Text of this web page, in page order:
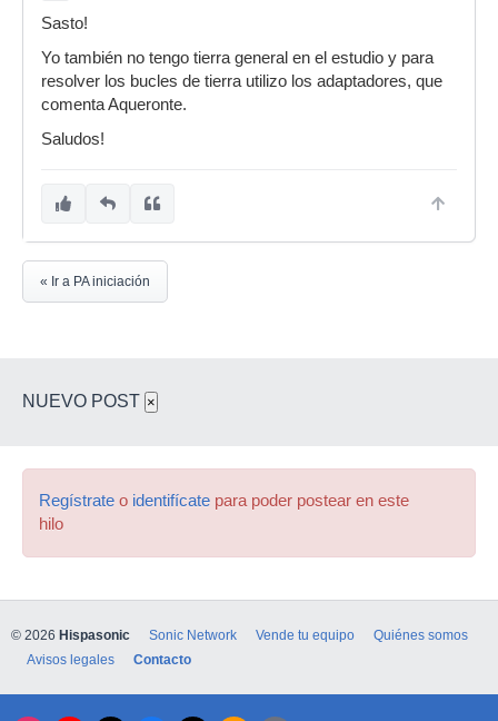
Sasto!
Yo también no tengo tierra general en el estudio y para
resolver los bucles de tierra utilizo los adaptadores, que
comenta Aqueronte.
Saludos!
« Ir a PA iniciación
NUEVO POST ×
Regístrate o identifícate para poder postear en este
hilo
© 2026 Hispasonic Sonic Network Vende tu equipo
Quiénes somos
Avisos legales
Contacto